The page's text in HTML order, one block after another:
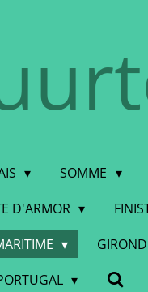
SOMME
D'ARMOR